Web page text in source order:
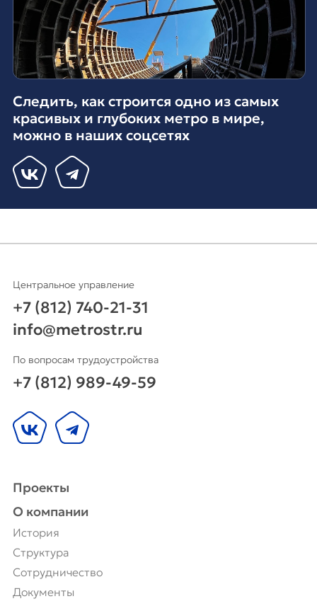
Следить, как строится одно из самых
красивых и глубоких метро в мире,
можно в наших соцсетях
Центральное управление
+7 (812) 740-21-31
info@metrostr.ru
По вопросам трудоустройства
+7 (812) 989-49-59
Проекты
О компании
История
Структура
Сотрудничество
Документы